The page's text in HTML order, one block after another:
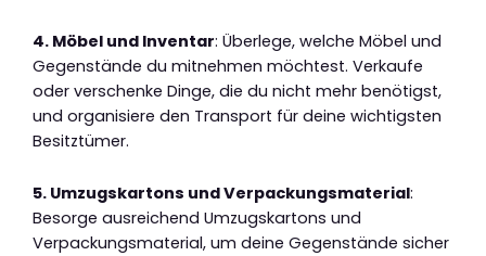
4. Möbel und Inventar: Überlege, welche Möbel und
Gegenstände du mitnehmen möchtest. Verkaufe
oder verschenke Dinge, die du nicht mehr benötigst,
und organisiere den Transport für deine wichtigsten
Besitztümer.
5. Umzugskartons und Verpackungsmaterial:
Besorge ausreichend Umzugskartons und
Verpackungsmaterial, um deine Gegenstände sicher